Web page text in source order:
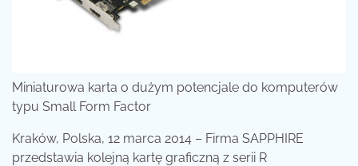
Miniaturowa karta o dużym potencjale do komputerów
typu Small Form Factor
Kraków, Polska, 12 marca 2014 – Firma SAPPHIRE
przedstawia kolejną kartę graficzną z serii R